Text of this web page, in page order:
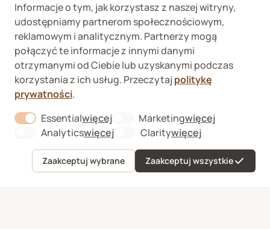
Informacje o tym, jak korzystasz z naszej witryny,
udostępniamy partnerom społecznościowym,
reklamowym i analitycznym. Partnerzy mogą
połączyć te informacje z innymi danymi
otrzymanymi od Ciebie lub uzyskanymi podczas
korzystania z ich usług. Przeczytaj politykę
prywatności.
EssentialwięcejAbout "Essential" Cookie Group
Marketingwięcej
About
AnalyticswięcejAbout "Analytics" Cookie Group
ClaritywięcejAbout "Clarity"
Zaakceptuj wybrane Zaakceptuj wszystkie
prowadzących
internetową sprzedaż
detaliczną OTC
Weterynaryjny we
Wrocławiu ul. Januszowicka
48, 50-983 Wrocław
Fera sp. z o.o., Zbąszyńska 3, 91-342 Łódź
VAT ID 8992750635
O nas
Formularz odstąpienia od umowy
Kontakt
Menu Ulubione Koszyk Konto